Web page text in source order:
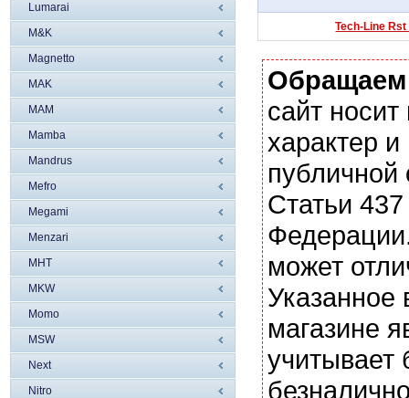
Lumarai
M&K
Magnetto
MAK
MAM
Mamba
Mandrus
Mefro
Megami
Menzari
MHT
MKW
Momo
MSW
Next
Nitro
Tech-Line
сайт
характер
Статьи
может
магазине
учитывает